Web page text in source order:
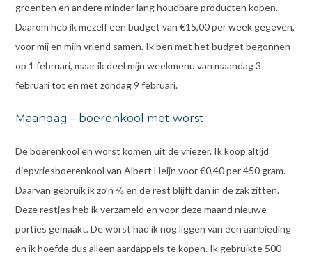
groenten en andere minder lang houdbare producten kopen.
Daarom heb ik mezelf een budget van €15,00 per week gegeven,
voor mij en mijn vriend samen. Ik ben met het budget begonnen
op 1 februari, maar ik deel mijn weekmenu van maandag 3
februari tot en met zondag 9 februari.
Maandag – boerenkool met worst
De boerenkool en worst komen uit de vriezer. Ik koop altijd
diepvriesboerenkool van Albert Heijn voor €0,40 per 450 gram.
Daarvan gebruik ik zo’n ⅔ en de rest blijft dan in de zak zitten.
Deze restjes heb ik verzameld en voor deze maand nieuwe
porties gemaakt. De worst had ik nog liggen van een aanbieding
en ik hoefde dus alleen aardappels te kopen. Ik gebruikte 500